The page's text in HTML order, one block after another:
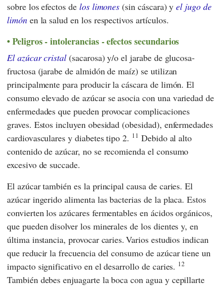
sobre los efectos de los limones (sin cáscara) yel jugo de
limónen la salud en los respectivos artículos.
Peligros - intolerancias - efectos secundarios
El azúcar cristal (sacarosa) y/o el jarabe de glucosa-
fructosa (jarabe de almidón de maíz) se utilizan
principalmente para producir la cáscara de limón. El
consumo elevado de azúcar se asocia con una variedad de
enfermedades que pueden provocar complicaciones
graves. Estos incluyen obesidad (obesidad), enfermedades
cardiovasculares y diabetes tipo 2. 11 Debido al alto
contenido de azúcar, no se recomienda el consumo
excesivo de succade.
El azúcar también es la principal causa de caries. El
azúcar ingerido alimenta las bacterias de la placa. Estos
convierten los azúcares fermentables en ácidos orgánicos,
que pueden disolver los minerales de los dientes y, en
última instancia, provocar caries. Varios estudios indican
que reducir la frecuencia del consumo de azúcar tiene un
impacto significativo en el desarrollo de caries. 12
También debes enjuagarte la boca con agua y cepillarte